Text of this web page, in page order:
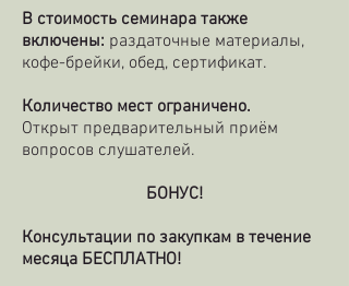
В стоимость семинара также
включены: раздаточные материалы,
кофе-брейки, обед, сертификат.
Количество мест ограничено.
Открыт предварительный приём
вопросов слушателей.
БОНУС!
Консультации по закупкам в течение
месяца БЕСПЛАТНО!